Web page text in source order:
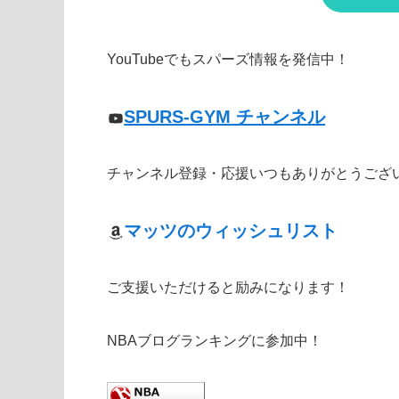
YouTubeでもスパーズ情報を発信中！
SPURS-GYM チャンネル
チャンネル登録・応援いつもありがとうござ
マッツのウィッシュリスト
ご支援いただけると励みになります！
NBAブログランキングに参加中！